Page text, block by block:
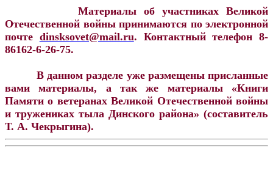
Материалы об участниках Великой
Отечественной войны принимаются по электронной
почте dinsksovet@mail.ru. Контактный телефон 8-
86162-6-26-75.
В данном разделе уже размещены присланные
вами материалы, а так же материалы «Книги
Памяти о ветеранах Великой Отечественной войны
и тружениках тыла Динского района» (составитель
Т. А. Чекрыгина).